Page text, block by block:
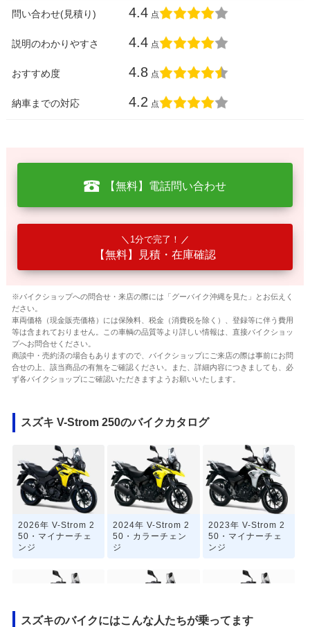
問い合わせ(見積り) 4.4 点
説明のわかりやすさ 4.4 点
おすすめ度 4.8 点
納車までの対応 4.2 点
【無料】電話問い合わせ
1分で完了！
【無料】見積・在庫確認
※バイクショップへの問合せ・来店の際には「グーバイク沖縄を見た」とお伝えく
ださい。
車両価格（現金販売価格）には保険料、税金（消費税を除く）、登録等に伴う費用
等は含まれておりません。この車輌の品質等より詳しい情報は、直接バイクショッ
プへお問合せください。
商談中・売約済の場合もありますので、バイクショップにご来店の際は事前にお問
合せの上、該当商品の有無をご確認ください。また、詳細内容につきましても、必
ず各バイクショップにご確認いただきますようお願いいたします。
スズキ V-Strom 250のバイクカタログ
2026年 V-Strom 2
50・マイナーチェ
ンジ
2024年 V-Strom 2
50・カラーチェン
ジ
2023年 V-Strom 2
50・マイナーチェ
ンジ
スズキのバイクにはこんな人たちが乗ってます